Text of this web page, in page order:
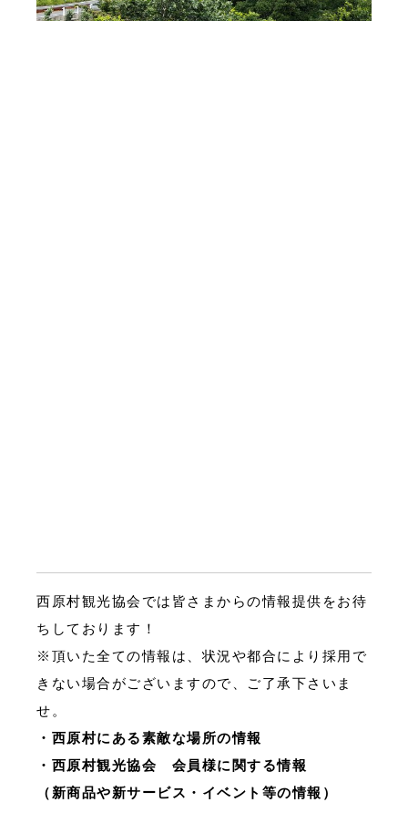
西原村観光協会では皆さまからの情報提供をお待
ちしております！
※頂いた全ての情報は、状況や都合により採用で
きない場合がございますので、ご了承下さいま
せ。
・西原村にある素敵な場所の情報
・西原村観光協会 会員様に関する情報
（新商品や新サービス・イベント等の情報）